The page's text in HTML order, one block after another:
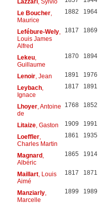
Le Boucher,
Maurice
1882 1964
Lefébure-Wely,
Louis James
Alfred
1817 1869
Lekeu,
Guillaume
1870 1894
Lenoir, Jean 1891 1976
Leybach,
Ignace
1817 1891
Lhoyer, Antoine
de
1768 1852
Litaize, Gaston 1909 1991
Loeffler,
Charles Martin
1861 1935
Magnard,
Albéric
1865 1914
Maillart, Louis
Aimé
1817 1871
Manziarly,
Marcelle
1899 1989